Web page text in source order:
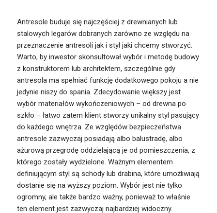
Antresole buduje się najczęściej z drewnianych lub
stalowych legarów dobranych zarówno ze względu na
przeznaczenie antresoli jak i styl jaki chcemy stworzyć.
Warto, by inwestor skonsultował wybór i metodę budowy
z konstruktorem lub architektem, szczególnie gdy
antresola ma spełniać funkcję dodatkowego pokoju a nie
jedynie niszy do spania. Zdecydowanie większy jest
wybór materiałów wykończeniowych – od drewna po
szkło – łatwo zatem klient stworzy unikalny styl pasujący
do każdego wnętrza. Ze względów bezpieczeństwa
antresole zazwyczaj posiadają albo balustradę, albo
ażurową przegrodę oddzielającą je od pomieszczenia, z
którego zostały wydzielone. Ważnym elementem
definiującym styl są schody lub drabina, które umożliwiają
dostanie się na wyższy poziom. Wybór jest nie tylko
ogromny, ale także bardzo ważny, ponieważ to właśnie
ten element jest zazwyczaj najbardziej widoczny.